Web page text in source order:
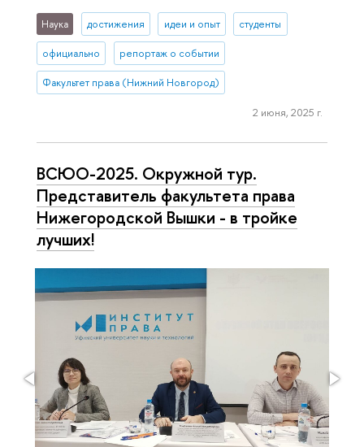
Наука достижения идеи и опыт студенты
официально репортаж о событии
Факультет права (Нижний Новгород)
2 июня, 2025 г.
ВСЮО-2025. Окружной тур.
Представитель факультета права
Нижегородской Вышки - в тройке
лучших!